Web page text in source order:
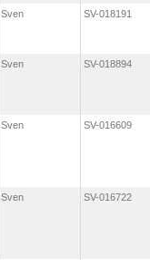
Sven SV-018191
Sven SV-018894
Sven SV-016609
Sven SV-016722